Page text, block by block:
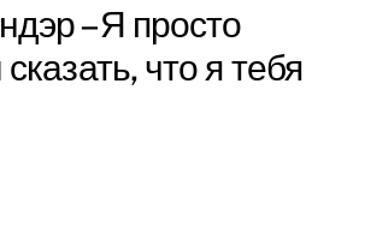
– Я просто
что я тебя